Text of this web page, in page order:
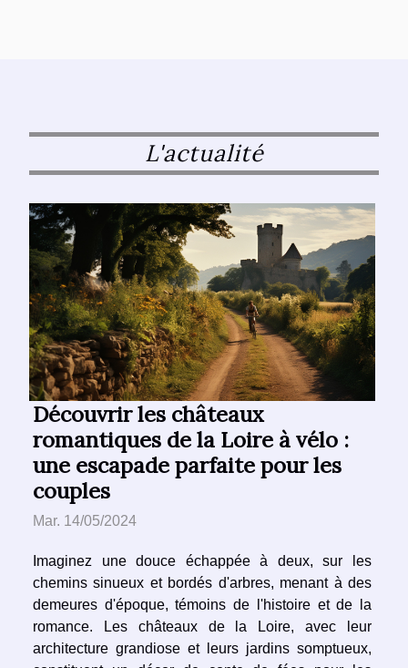
L'actualité
Découvrir les châteaux
romantiques de la Loire à vélo :
une escapade parfaite pour les
couples
Mar. 14/05/2024
Imaginez une douce échappée à deux, sur les
chemins sinueux et bordés d'arbres, menant à des
demeures d'époque, témoins de l'histoire et de la
romance. Les châteaux de la Loire, avec leur
architecture grandiose et leurs jardins somptueux,